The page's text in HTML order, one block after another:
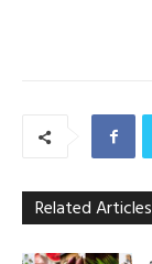
Related Articles